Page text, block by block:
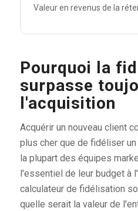
Valeur en revenus de la
Pourquoi la
surpasse
l'acquisition
Acquérir un nouveau client
plus cher que de fidéliser
la plupart des équipes
l'essentiel de leur budget à
calculateur de fidélisation
quelle serait la valeur de